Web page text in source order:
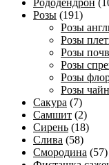
Рододендрон
Розы (191)
Розы
Розы
Розы
Розы
Розы
Розы
Сакура (7)
Самшит (2)
Сирень (18)
Слива (58)
Смородина (57)